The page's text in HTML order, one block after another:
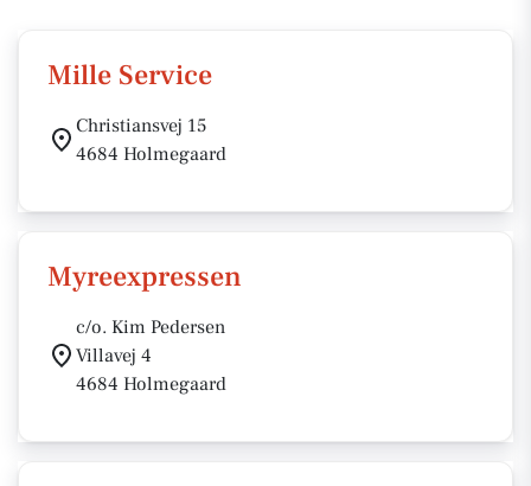
Mille Service
Christiansvej 15
4684 Holmegaard
Myreexpressen
c/o. Kim Pedersen
Villavej 4
4684 Holmegaard